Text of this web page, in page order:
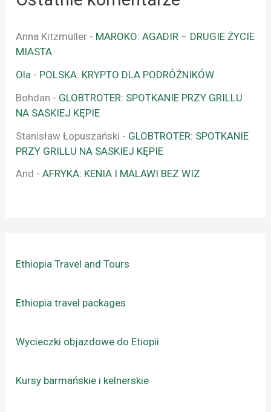
Anna Kitzmüller - MAROKO: AGADIR – DRUGIE ŻYCIE
MIASTA
Ola - POLSKA: KRYPTO DLA PODRÓŻNIKÓW
Bohdan - GLOBTROTER: SPOTKANIE PRZY GRILLU
NA SASKIEJ KĘPIE
Stanisław Łopuszański - GLOBTROTER: SPOTKANIE
PRZY GRILLU NA SASKIEJ KĘPIE
And -AFRYKA: KENIA I MALAWI BEZ WIZ
Ethiopia Travel and Tours
Ethiopia travel packages
Wycieczki objazdowe do Etiopii
Kursy barmańskie i kelnerskie